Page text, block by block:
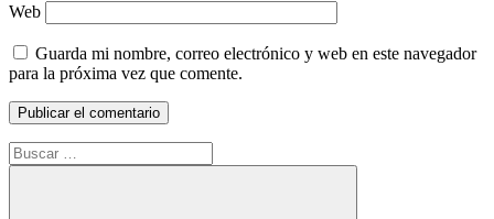
Web
Guarda mi nombre, correo electrónico y web en este navegador
para la próxima vez que comente.
Buscar: